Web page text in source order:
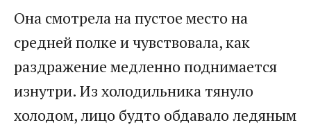
Она смотрела на пустое место на
средней полке и чувствовала, как
раздражение медленно поднимается
изнутри. Из холодильника тянуло
холодом, лицо будто обдавало ледяным